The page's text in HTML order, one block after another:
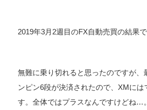
2019年3月2週目のFX自動売買の結果で
無難に乗り切れると思ったのですが、
ンピン6段が決済されたので、XMには
す。全体ではプラスなんですけどね…。